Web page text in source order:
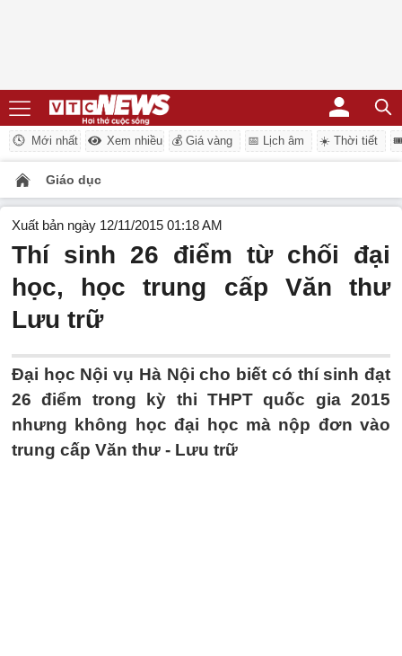
Mới nhất Xem nhiều 💰 Giá vàng 📅 Lịch âm ☀️ Thời tiết
Giáo dục
Xuất bản ngày 12/11/2015 01:18 AM
Thí sinh 26 điểm từ chối đại
học, học trung cấp Văn thư
Lưu trữ
Đại học Nội vụ Hà Nội cho biết có thí sinh đạt
26 điểm trong kỳ thi THPT quốc gia 2015
nhưng không học đại học mà nộp đơn vào
trung cấp Văn thư - Lưu trữ